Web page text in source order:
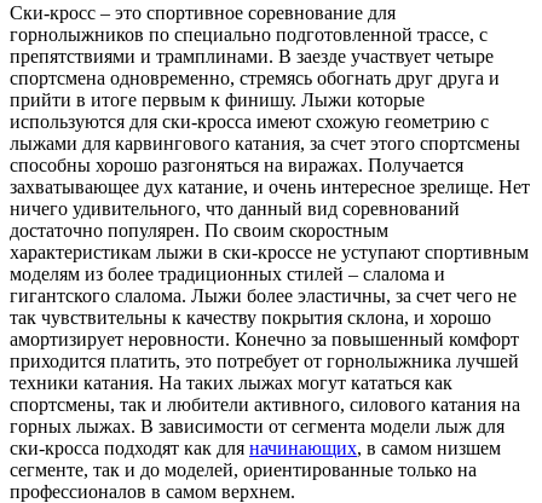
Ски-кросс – это спортивное соревнование для
горнолыжников по специально подготовленной трассе, с
препятствиями и трамплинами. В заезде участвует четыре
спортсмена одновременно, стремясь обогнать друг друга и
прийти в итоге первым к финишу. Лыжи которые
используются для ски-кросса имеют схожую геометрию с
лыжами для карвингового катания, за счет этого спортсмены
способны хорошо разгоняться на виражах. Получается
захватывающее дух катание, и очень интересное зрелище. Нет
ничего удивительного, что данный вид соревнований
достаточно популярен. По своим скоростным
характеристикам лыжи в ски-кроссе не уступают спортивным
моделям из более традиционных стилей – слалома и
гигантского слалома. Лыжи более эластичны, за счет чего не
так чувствительны к качеству покрытия склона, и хорошо
амортизирует неровности. Конечно за повышенный комфорт
приходится платить, это потребует от горнолыжника лучшей
техники катания. На таких лыжах могут кататься как
спортсмены, так и любители активного, силового катания на
горных лыжах. В зависимости от сегмента модели лыж для
ски-кросса подходят как для начинающих, в самом низшем
сегменте, так и до моделей, ориентированные только на
профессионалов в самом верхнем.